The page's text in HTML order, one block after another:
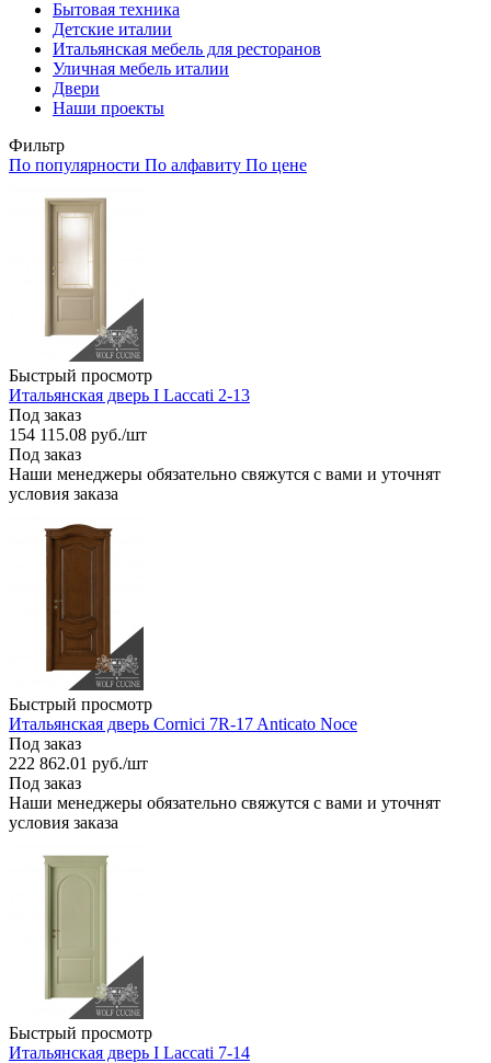
Бытовая техника
Детские италии
Итальянская мебель для ресторанов
Уличная мебель италии
Двери
Наши проекты
Фильтр
По популярности По алфавиту По цене
Быстрый просмотр
Итальянская дверь I Laccati 2-13
Под заказ
154 115.08 руб./шт
Под заказ
Наши менеджеры обязательно свяжутся с вами и уточнят
условия заказа
Быстрый просмотр
Итальянская дверь Cornici 7R-17 Anticato Noce
Под заказ
222 862.01 руб./шт
Под заказ
Наши менеджеры обязательно свяжутся с вами и уточнят
условия заказа
Быстрый просмотр
Итальянская дверь I Laccati 7-14